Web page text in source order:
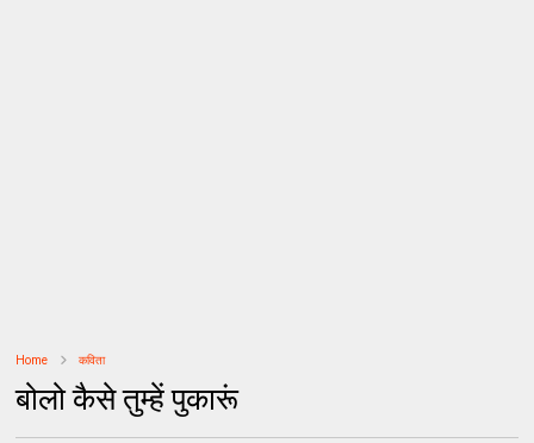
Home कविता
बोलो कैसे तुम्हें पुकारूं